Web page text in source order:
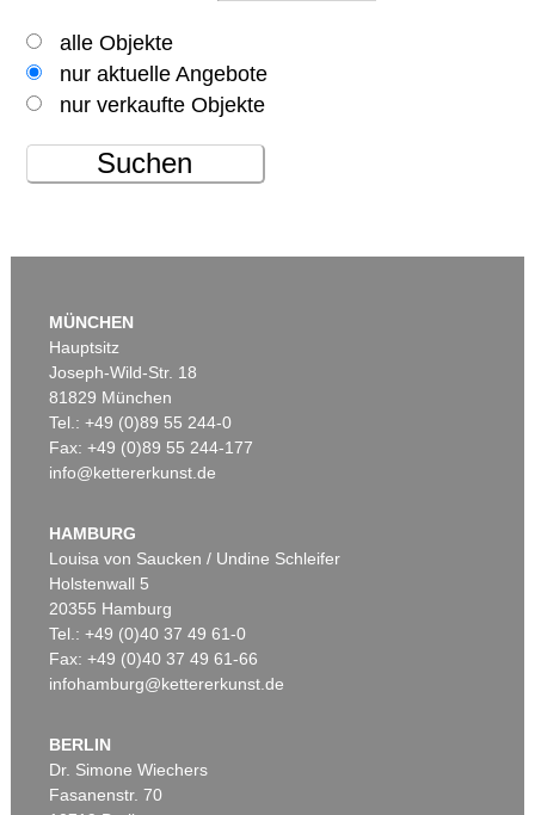
alle Objekte
nur aktuelle Angebote
nur verkaufte Objekte
Suchen
MÜNCHEN
Hauptsitz
Joseph-Wild-Str. 18
81829 München
Tel.: +49 (0)89 55 244-0
Fax: +49 (0)89 55 244-177
info@kettererkunst.de
HAMBURG
Louisa von Saucken / Undine Schleifer
Holstenwall 5
20355 Hamburg
Tel.: +49 (0)40 37 49 61-0
Fax: +49 (0)40 37 49 61-66
infohamburg@kettererkunst.de
BERLIN
Dr. Simone Wiechers
Fasanenstr. 70